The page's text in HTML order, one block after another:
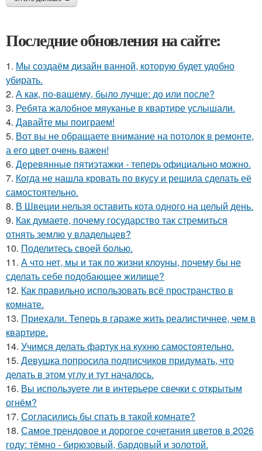
Последние обновления на сайте:
1. Мы создаём дизайн ванной, которую будет удобно
убирать.
2. А как, по-вашему, было лучше: до или после?
3. Ребята жалобное мяуканье в квартире услышали.
4. Давайте мы поиграем!
5. Вот вы не обращаете внимание на потолок в ремонте,
а его цвет очень важен!
6. Деревянные пятиэтажки - теперь официально можно.
7. Когда не нашла кровать по вкусу и решила сделать её
самостоятельно.
8. В Швеции нельзя оставить кота одного на целый день.
9. Как думаете, почему государство так стремиться
отнять землю у владельцев?
10. Поделитесь своей болью.
11. А что нет, мы и так по жизни клоуны, почему бы не
сделать себе подобающее жилище?
12. Как правильно использовать всё пространство в
комнате.
13. Приехали. Теперь в гараже жить реалистичнее, чем в
квартире.
14. Учимся делать фартук на кухню самостоятельно.
15. Девушка попросила подписчиков придумать, что
делать в этом углу и тут началось.
16. Вы используете ли в интерьере свечки с открытым
огнём?
17. Согласились бы спать в такой комнате?
18. Самое трендовое и дорогое сочетания цветов в 2026
году: тёмно - бирюзовый, бардовый и золотой.